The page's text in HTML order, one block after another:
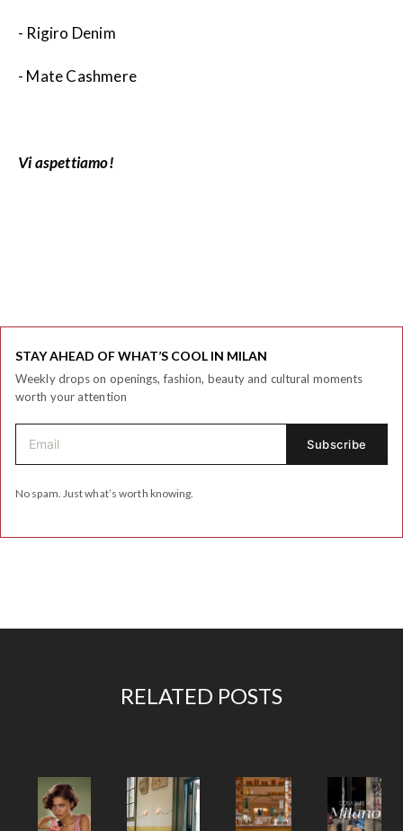
- Rigiro Denim
- Mate Cashmere
Vi aspettiamo!
STAY AHEAD OF WHAT’S COOL IN MILAN
Weekly drops on openings, fashion, beauty and cultural moments
worth your attention
No spam. Just what’s worth knowing.
RELATED POSTS